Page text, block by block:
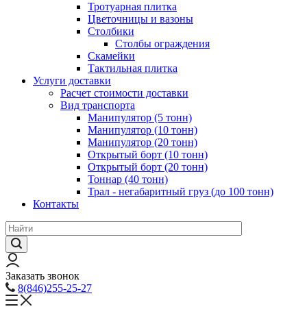
Тротуарная плитка
Цветочницы и вазоны
Столбики
Столбы ограждения
Скамейки
Тактильная плитка
Услуги доставки
Расчет стоимости доставки
Вид транспорта
Манипулятор (5 тонн)
Манипулятор (10 тонн)
Манипулятор (20 тонн)
Открытый борт (10 тонн)
Открытый борт (20 тонн)
Тоннар (40 тонн)
Трал - негабаритный груз (до 100 тонн)
Контакты
Заказать звонок
8(846)255-25-27